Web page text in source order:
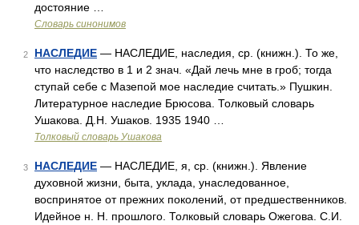
достояние …
Словарь синонимов
2 НАСЛЕДИЕ — НАСЛЕДИЕ, наследия, ср. (книжн.). То же,
что наследство в 1 и 2 знач. «Дай лечь мне в гроб; тогда
ступай себе с Мазепой мое наследие считать.» Пушкин.
Литературное наследие Брюсова. Толковый словарь
Ушакова. Д.Н. Ушаков. 1935 1940 …
Толковый словарь Ушакова
3 НАСЛЕДИЕ — НАСЛЕДИЕ, я, ср. (книжн.). Явление
духовной жизни, быта, уклада, унаследованное,
воспринятое от прежних поколений, от предшественников.
Идейное н. Н. прошлого. Толковый словарь Ожегова. С.И.